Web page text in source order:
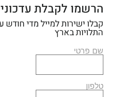
הרשמו לקבלת
קבלו ישירות למייל מדי חודש
התלויות בארץ
שם פרטי
טלפון